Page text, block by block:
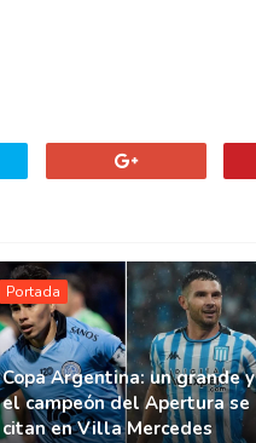
Portada
Copa Argentina: un grande y
el campeón del Apertura se
citan en Villa Mercedes